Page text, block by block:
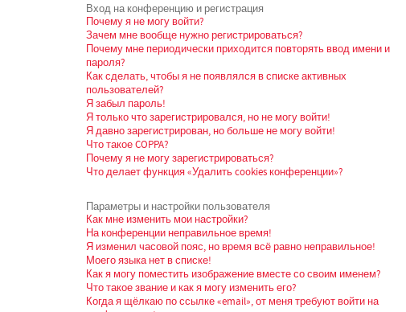
Вход на конференцию и регистрация
Почему я не могу войти?
Зачем мне вообще нужно регистрироваться?
Почему мне периодически приходится повторять ввод имени и
пароля?
Как сделать, чтобы я не появлялся в списке активных
пользователей?
Я забыл пароль!
Я только что зарегистрировался, но не могу войти!
Я давно зарегистрирован, но больше не могу войти!
Что такое COPPA?
Почему я не могу зарегистрироваться?
Что делает функция «Удалить cookies конференции»?
Параметры и настройки пользователя
Как мне изменить мои настройки?
На конференции неправильное время!
Я изменил часовой пояс, но время всё равно неправильное!
Моего языка нет в списке!
Как я могу поместить изображение вместе со своим именем?
Что такое звание и как я могу изменить его?
Когда я щёлкаю по ссылке «email», от меня требуют войти на